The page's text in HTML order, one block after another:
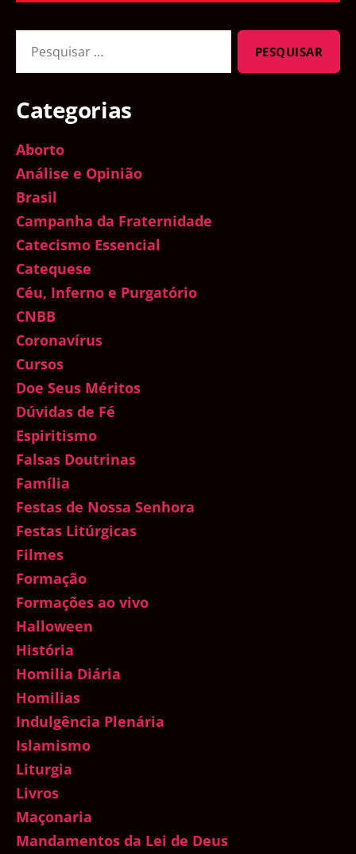
por:
Categorias
Aborto
Análise e Opinião
Brasil
Campanha da Fraternidade
Catecismo Essencial
Catequese
Céu, Inferno e Purgatório
CNBB
Coronavírus
Cursos
Doe Seus Méritos
Dúvidas de Fé
Espiritismo
Falsas Doutrinas
Família
Festas de Nossa Senhora
Festas Litúrgicas
Filmes
Formação
Formações ao vivo
Halloween
História
Homilia Diária
Homilias
Indulgência Plenária
Islamismo
Liturgia
Livros
Maçonaria
Mandamentos da Lei de Deus